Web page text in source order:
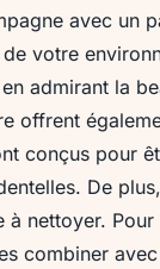
avec un
votre
admirant la
offrent
conçus pour
De
nettoyer.
combiner